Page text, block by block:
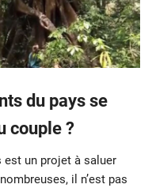
du pays se
couple ?
est un projet à saluer
il n’est pas